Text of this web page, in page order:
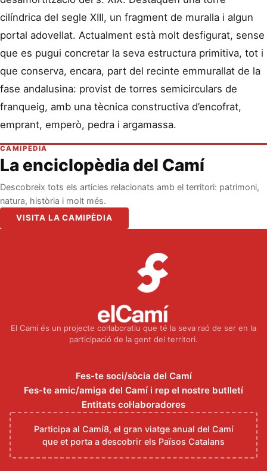
cilíndrica del segle XIII, un fragment de muralla i algun
portal adovellat. Actualment està molt desfigurat, sense
que es pugui concretar la seva estructura primitiva, tot i
que conserva, encara, part del recinte emmurallat de la
fase andalusina: provist de torres semicirculars de
franqueig, amb una tècnica constructiva d’encofrat,
emprant, emperò, pedra i argamassa.
CAMIPÈDIA
La enciclopèdia del Camí
Descobreix tots els articles relacionats amb el territori: patrimoni,
natura, història i molt més.
VISITA LA CAMIPÈDIA
El Camí és un projecte col·laboratiu que té la seva raó de ser en la
participació de la gent del territori.
Fes-te soci/sòcia del Camí
Fes-te amic/amiga del Camí i rep el nostre butlletí
Entitats col·laboradores
Participa al Camí8, el gran viatge anual del Camí
que et porta a descobrir els Països Catalans